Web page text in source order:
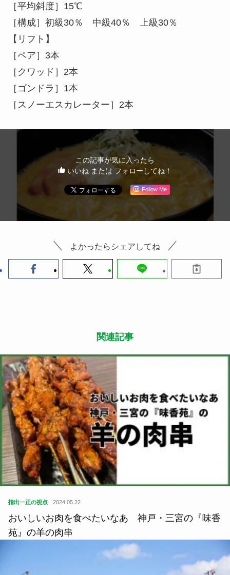
［ゴンドラ］1本
［スノーエスカレーター］2本
この記事が気に入ったら
いいね または フォローしてね！
よかったらシェアしてね
指出一正の視点 2024.05.22
おいしいお肉を食べたいなあ 神戸・三宮の『味香
苑』の羊の肉串